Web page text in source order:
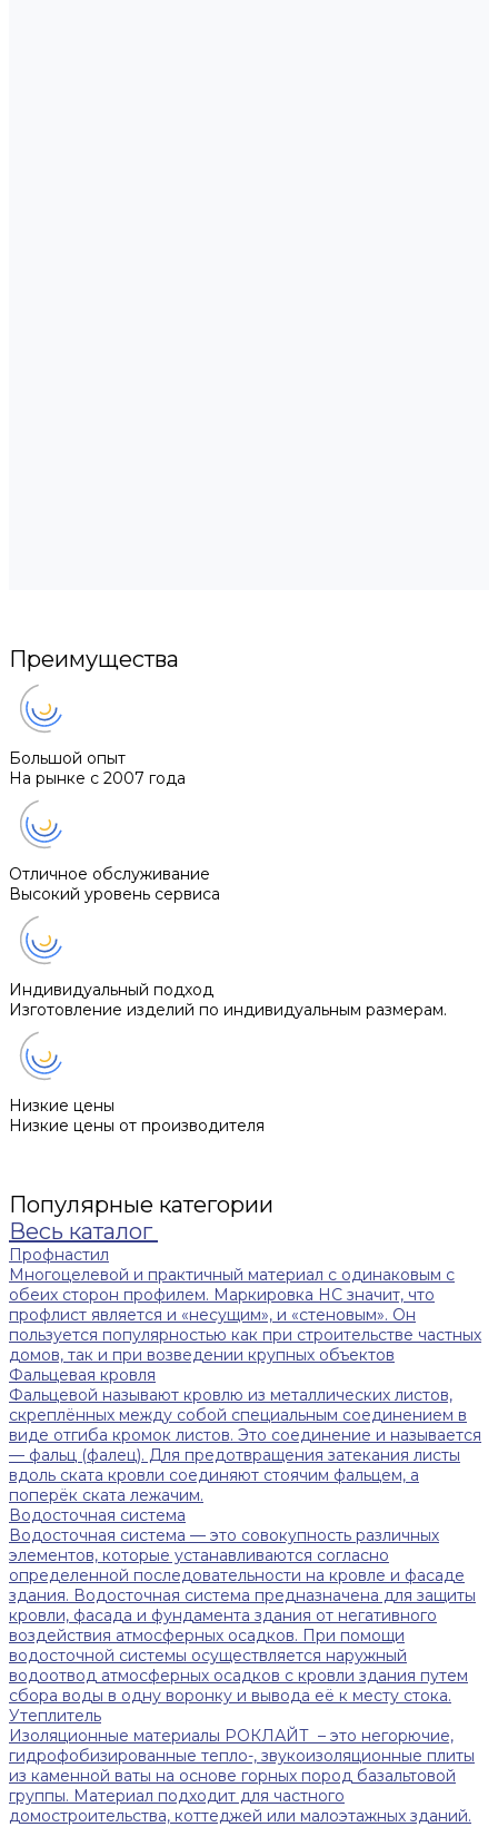
Преимущества
Большой опыт
На рынке с 2007 года
Отличное обслуживание
Высокий уровень сервиса
Индивидуальный подход
Изготовление изделий по индивидуальным размерам.
Низкие цены
Низкие цены от производителя
Популярные категории
Весь каталог
Профнастил
Многоцелевой и практичный материал с одинаковым с
обеих сторон профилем. Маркировка НС значит, что
профлист является и «несущим», и «стеновым». Он
пользуется популярностью как при строительстве частных
домов, так и при возведении крупных объектов
Фальцевая кровля
Фальцевой называют кровлю из металлических листов,
скреплённых между собой специальным соединением в
виде отгиба кромок листов. Это соединение и называется
— фальц (фалец). Для предотвращения затекания листы
вдоль ската кровли соединяют стоячим фальцем, а
поперёк ската лежачим.
Водосточная система
Водосточная система — это совокупность различных
элементов, которые устанавливаются согласно
определенной последовательности на кровле и фасаде
здания. Водосточная система предназначена для защиты
кровли, фасада и фундамента здания от негативного
воздействия атмосферных осадков. При помощи
водосточной системы осуществляется наружный
водоотвод атмосферных осадков с кровли здания путем
сбора воды в одну воронку и вывода её к месту стока.
Утеплитель
Изоляционные материалы РОКЛАЙТ – это негорючие,
гидрофобизированные тепло-, звукоизоляционные плиты
из каменной ваты на основе горных пород базальтовой
группы. Материал подходит для частного
домостроительства, коттеджей или малоэтажных зданий.